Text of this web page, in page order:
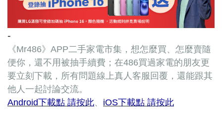
-
《Mr486》APP二手家電市集，想怎麼買、怎麼賣隨
便你，還不用被抽手續費；在486買過家電的朋友更
要立刻下載，所有問題線上真人客服回覆，還能跟其
他人一起討論交流。
Android下載點 請按此、 iOS下載點 請按此